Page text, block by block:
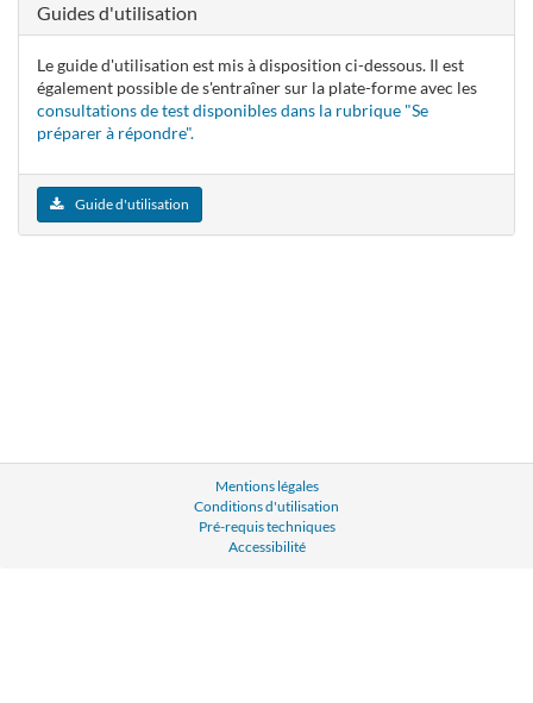
Guides d'utilisation
Le guide d'utilisation est mis à disposition ci-dessous. Il est
également possible de s'entraîner sur la plate-forme avec les
consultations de test disponibles dans la rubrique "Se
préparer à répondre".
Guide d'utilisation
Mentions légales
Conditions d'utilisation
Pré-requis techniques
Accessibilité